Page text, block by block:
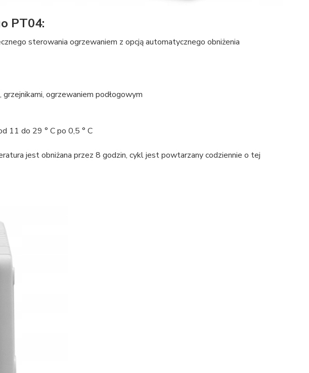
PT04:
sterowania ogrzewaniem z opcją automatycznego obniżenia
ogrzewaniem podłogowym
11 do 29 ° C po 0,5 ° C
jest obniżana przez 8 godzin, cykl jest powtarzany codziennie o tej